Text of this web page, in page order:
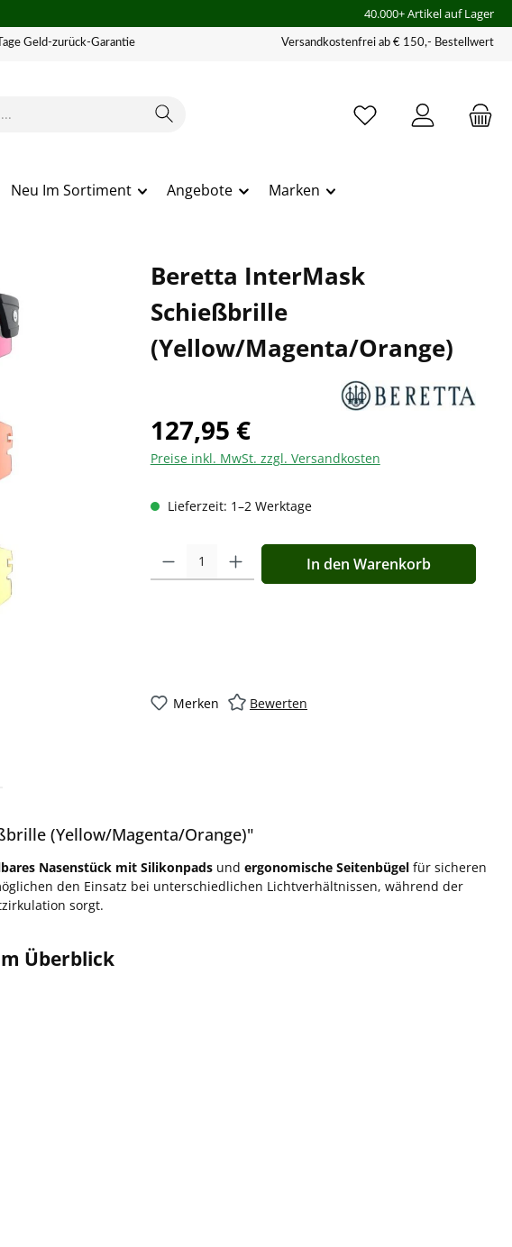
40.000+ Artikel auf Lager
Geld-zurück-Garantie Versandkostenfrei ab € 150,- Bestellwert
Neu Im Sortiment Angebote Marken
Beretta InterMask
Schießbrille
(Yellow/Magenta/Orange)
127,95 €
Preise inkl. MwSt. zzgl. Versandkosten
Lieferzeit: 1–2 Werktage
Produkt Anzahl: Gib den gewünschten Wert ein oder
In den Warenkorb
Merken Bewerten
(Yellow/Magenta/Orange)"
Nasenstück mit Silikonpads und ergonomische Seitenbügel für sicheren
den Einsatz bei unterschiedlichen Lichtverhältnissen, während der
sorgt.
Überblick